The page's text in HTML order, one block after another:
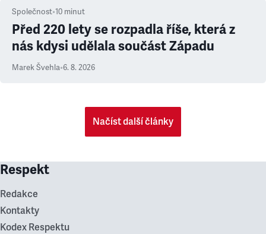
Společnost•10 minut
Před 220 lety se rozpadla říše, která z
nás kdysi udělala součást Západu
Marek Švehla•6. 8. 2026
Načíst další články
Respekt
Redakce
Kontakty
Kodex Respektu